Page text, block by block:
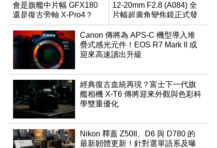
會是旗艦中片幅 GFX180
還是復古旁軸 X-Pro4？
12-20mm F2.8 (A084) 全
片幅超廣角變焦鏡正式發
表
Canon 傳將為 APS-C 機型導入堆
疊式感光元件！EOS R7 Mark II 或
迎來高速讀出升級
經典復古血統再現？富士下一代旗
艦相機 X-T6 傳將迎來外觀與色彩科
學雙重優化
Nikon 釋蓋 Z50II、D6 與 D780 的
最新韌體更新！針對選單語系及曝